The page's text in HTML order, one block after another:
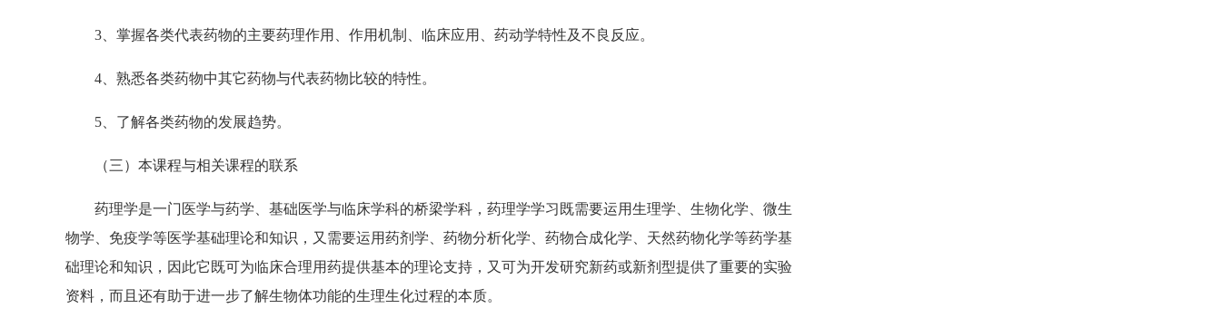
3、掌握各类代表药物的主要药理作用、作用机制、临床应用、药动学特性及不良反应。
4、熟悉各类药物中其它药物与代表药物比较的特性。
5、了解各类药物的发展趋势。
（三）本课程与相关课程的联系
药理学是一门医学与药学、基础医学与临床学科的桥梁学科，药理学学习既需要运用生理学、生物化学、微生
物学、免疫学等医学基础理论和知识，又需要运用药剂学、药物分析化学、药物合成化学、天然药物化学等药学基
础理论和知识，因此它既可为临床合理用药提供基本的理论支持，又可为开发研究新药或新剂型提供了重要的实验
资料，而且还有助于进一步了解生物体功能的生理生化过程的本质。